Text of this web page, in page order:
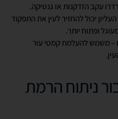
עקב הזדקנות או גנטיקה.
יכול להחזיר לעין את התפקוד
ופתוח יותר.
– משמש להעלמת קמטי עור
ניתוח הרמת